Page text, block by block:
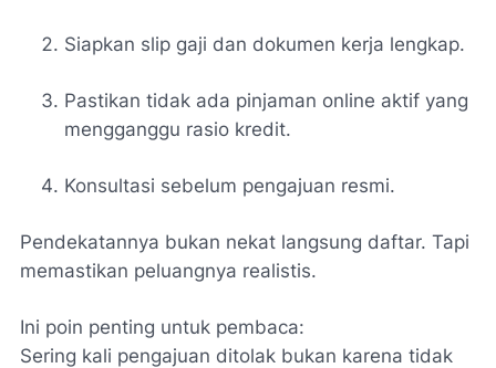
Siapkan slip gaji dan dokumen kerja lengkap.
Pastikan tidak ada pinjaman online aktif yang
mengganggu rasio kredit.
Konsultasi sebelum pengajuan resmi.
Pendekatannya bukan nekat langsung daftar. Tapi
memastikan peluangnya realistis.
Ini poin penting untuk pembaca:
Sering kali pengajuan ditolak bukan karena tidak